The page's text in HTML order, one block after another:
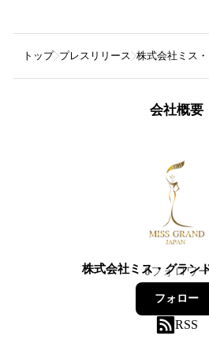
トップ プレスリリース 株式会社ミス
会社概要
株式会社ミス・グラン
0フォロワー
フォロー
RSS